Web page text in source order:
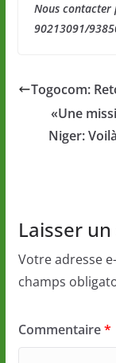
Nous contacter
90213091/
Togocom:
«Une
Niger:
Laisser
Votre adresse
champs
Commentaire*